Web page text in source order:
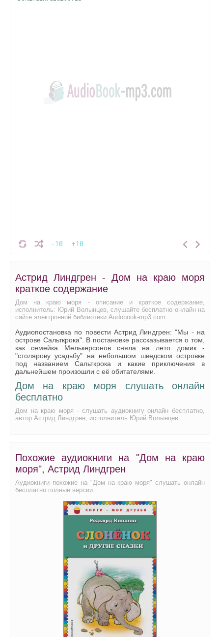
-10 +10
Астрид Линдгрен - Дом на краю моря
краткое содержание
Дом на краю моря - описание и краткое содержание,
исполнитель: Юрий Волынцев, слушайте бесплатно онлайн на
сайте электронной библиотеки Audobook-mp3.com
Аудиопостановка по повести Астрид Линдгрен: "Мы - на
острове Сальткрока". В постановке рассказывается о том,
как семейка Мелькерсонов сняла на лето домик -
"столярову усадьбу" на небольшом шведском островке
под названием Сальткрока и какие приключения в
дальнейшем произошли с её обитателями.
Дом на краю моря слушать онлайн
бесплатно
Дом на краю моря - слушать аудиокнигу онлайн бесплатно,
автор Астрид Линдгрен, исполнитель Юрий Волынцев
Похожие аудиокниги на "Дом на краю
моря", Астрид Линдгрен
Аудиокниги похожие на "Дом на краю моря" слушать онлайн
бесплатно полные версии.